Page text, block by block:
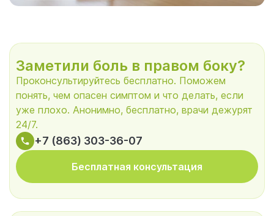
Заметили боль в правом боку?
Проконсультируйтесь бесплатно. Поможем
понять, чем опасен симптом и что делать, если
уже плохо. Анонимно, бесплатно, врачи дежурят
24/7.
+7 (863) 303-36-07
Бесплатная консультация